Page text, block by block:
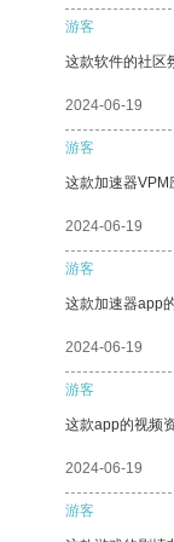
游客
这款软件的社区
2024-06-19
游客
这款加速器VPM
2024-06-19
游客
这款加速器app
2024-06-19
游客
这款app的视频
2024-06-19
游客